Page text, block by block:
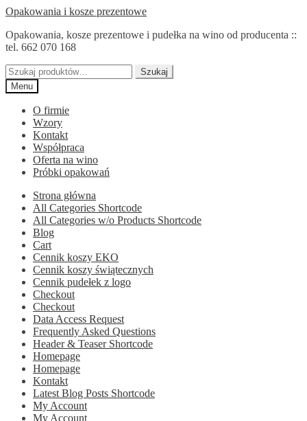
Przejdź
nawigacji
Przejdź
treści
Opakowania i kosze prezentowe
Opakowania, kosze prezentowe i pudełka na wino od producenta ::
tel. 662 070 168
Szukaj:
Szukaj
Menu
O firmie
Wzory
Kontakt
Współpraca
Oferta na wino
Próbki opakowań
Strona główna
All Categories Shortcode
All Categories w/o Products Shortcode
Blog
Cart
Cennik koszy EKO
Cennik koszy świątecznych
Cennik pudełek z logo
Checkout
Checkout
Data Access Request
Frequently Asked Questions
Header & Teaser Shortcode
Homepage
Homepage
Kontakt
Latest Blog Posts Shortcode
My Account
My Account